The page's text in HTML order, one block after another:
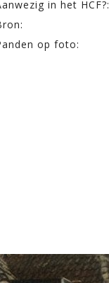
in het HCF?:
op foto: